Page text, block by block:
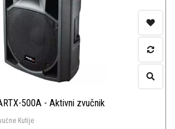
500A - Aktivni zvučnik
Kutije